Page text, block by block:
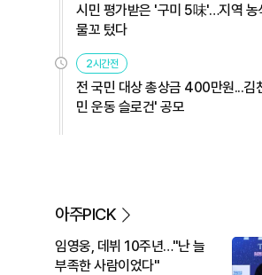
시민 평가받은 '구미 5味'…지역 농
물꼬 텄다
2시간전
전 국민 대상 총상금 400만원...김
민 운동 슬로건' 공모
아주PICK
임영웅, 데뷔 10주년…"난 늘
부족한 사람이었다"